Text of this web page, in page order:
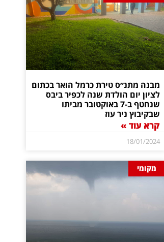
מבנה מתנ״ס טירת כרמל הואר בכתום
לציון יום הולדת שנה לכפיר ביבס
שנחטף ב-7 באוקטובר מביתו
שבקיבוץ ניר עוז
קרא עוד »
18/01/2024
מקומי